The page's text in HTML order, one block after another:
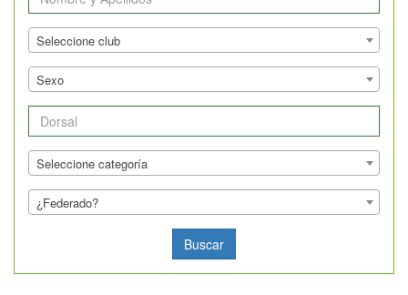
Club
Seleccione club
Genero
Sexo
Dorsal
Categoria
Seleccione categoría
Federado
¿Federado?